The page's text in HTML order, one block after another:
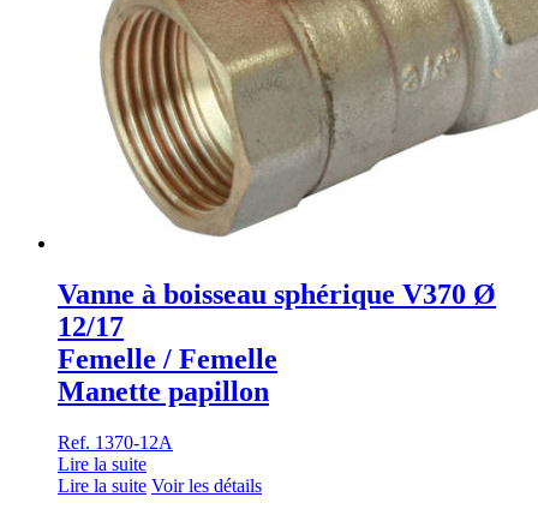
Vanne à boisseau sphérique V370 Ø
12/17
Femelle / Femelle
Manette papillon
Ref. 1370-12A
Lire la suite
Lire la suite Voir les détails